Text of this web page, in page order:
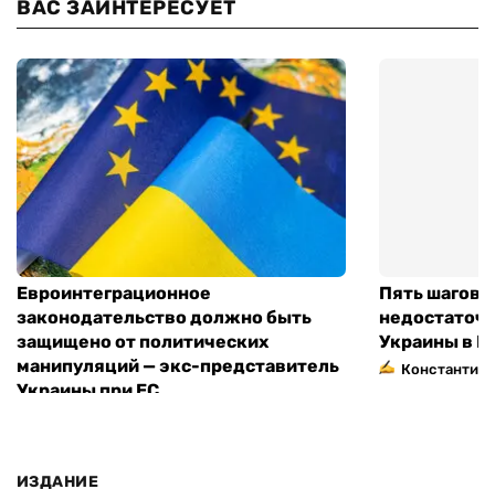
ВАС ЗАИНТЕРЕСУЕТ
Евроинтеграционное
законодательство должно быть
защищено от политических
манипуляций — экс-представитель
Украины при ЕС
Пять шагов
Украины в
Константин
ИЗДАНИЕ